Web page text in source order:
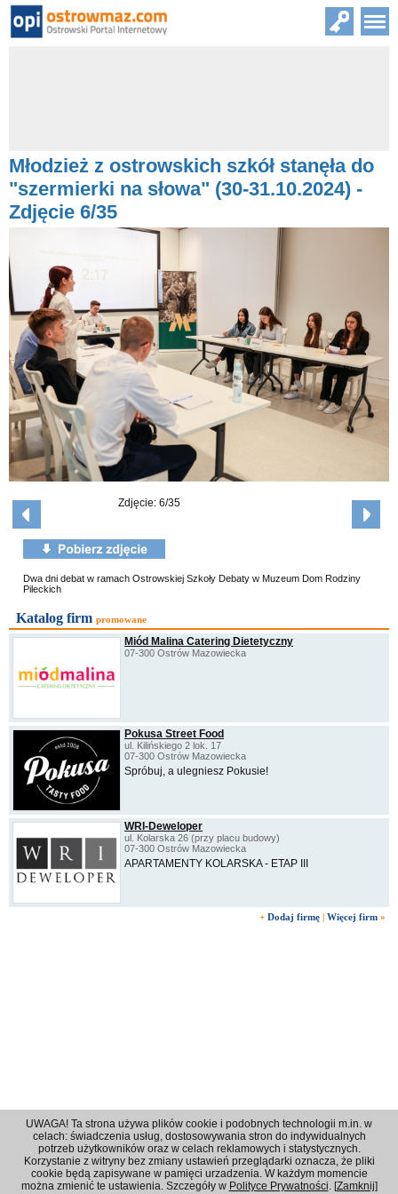
Młodzież z ostrowskich szkół stanęła do
"szermierki na słowa" (30-31.10.2024) -
Zdjęcie 6/35
Zdjęcie: 6/35
Dwa dni debat w ramach Ostrowskiej Szkoły Debaty w Muzeum Dom Rodziny
Pileckich
Katalog firm promowane
Miód Malina Catering Dietetyczny
07-300 Ostrów Mazowiecka
Pokusa Street Food
ul. Kilińskiego 2 lok. 17
07-300 Ostrów Mazowiecka
Spróbuj, a ulegniesz Pokusie!
WRI-Deweloper
ul. Kolarska 26 (przy placu budowy)
07-300 Ostrów Mazowiecka
APARTAMENTY KOLARSKA - ETAP III
+ Dodaj firmę Więcej firm »
Regulamin|Polityka prywatności|Reklama|Kontakt
© 2001 - 2026 OPI Ostrowski Portal Internetowy - Wszystkie prawa zastrzeżone
UWAGA! Ta strona używa plików cookie i podobnych technologii m.in. w
celach: świadczenia usług, dostosowywania stron do indywidualnych
potrzeb użytkowników oraz w celach reklamowych i statystycznych.
Korzystanie z witryny bez zmiany ustawień przeglądarki oznacza, że pliki
cookie będą zapisywane w pamięci urzadzenia. W każdym momencie
można zmienić te ustawienia. Szczegóły w Polityce Prywatności. [Zamknij]